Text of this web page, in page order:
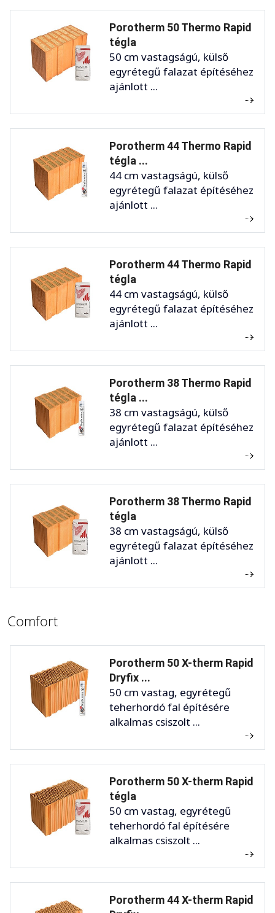
Porotherm 50 Thermo Rapid
tégla
50 cm vastagságú, külső
egyrétegű falazat építéséhez
ajánlott ...
Porotherm 44 Thermo Rapid
tégla ...
44 cm vastagságú, külső
egyrétegű falazat építéséhez
ajánlott ...
Porotherm 44 Thermo Rapid
tégla
44 cm vastagságú, külső
egyrétegű falazat építéséhez
ajánlott ...
Porotherm 38 Thermo Rapid
tégla ...
38 cm vastagságú, külső
egyrétegű falazat építéséhez
ajánlott ...
Porotherm 38 Thermo Rapid
tégla
38 cm vastagságú, külső
egyrétegű falazat építéséhez
ajánlott ...
Comfort
Porotherm 50 X-therm Rapid
Dryfix ...
50 cm vastag, egyrétegű
teherhordó fal építésére
alkalmas csiszolt ...
Porotherm 50 X-therm Rapid
tégla
50 cm vastag, egyrétegű
teherhordó fal építésére
alkalmas csiszolt ...
Porotherm 44 X-therm Rapid